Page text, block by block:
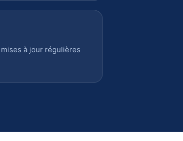
à jour régulières